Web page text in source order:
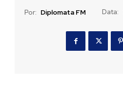
Por: Diplomata FM Data: